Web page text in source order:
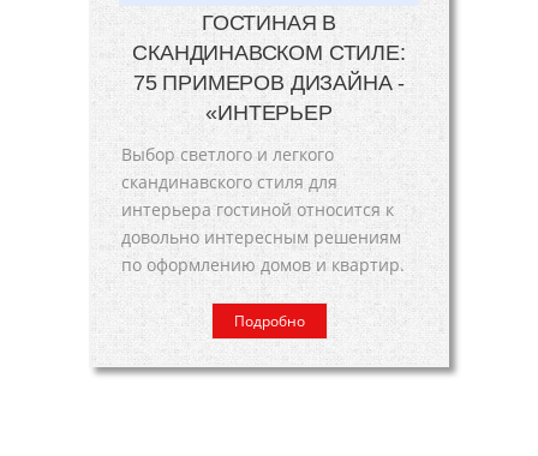
ГОСТИНАЯ В
СКАНДИНАВСКОМ СТИЛЕ:
75 ПРИМЕРОВ ДИЗАЙНА -
«ИНТЕРЬЕР
Выбор светлого и легкого
скандинавского стиля для
интерьера гостиной относится к
довольно интересным решениям
по оформлению домов и квартир.
Подробно